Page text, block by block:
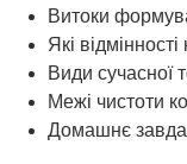
Витоки
Які
Види сучасної
Межі чистоти
Домашнє